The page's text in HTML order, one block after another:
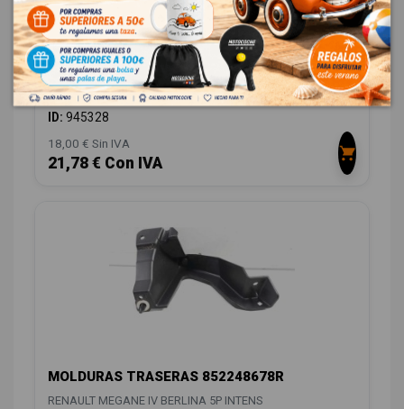
MOLDURAS TRASERAS 852251451R
RENAULT MEGANE IV BERLINA 5P INTENS
OEM: 852251451R
ID: 945328
18,00 € Sin IVA
21,78 € Con IVA
MOLDURAS TRASERAS 852248678R
RENAULT MEGANE IV BERLINA 5P INTENS